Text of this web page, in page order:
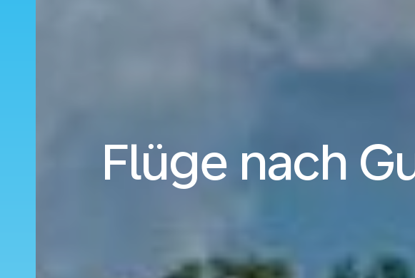
Flüge nach